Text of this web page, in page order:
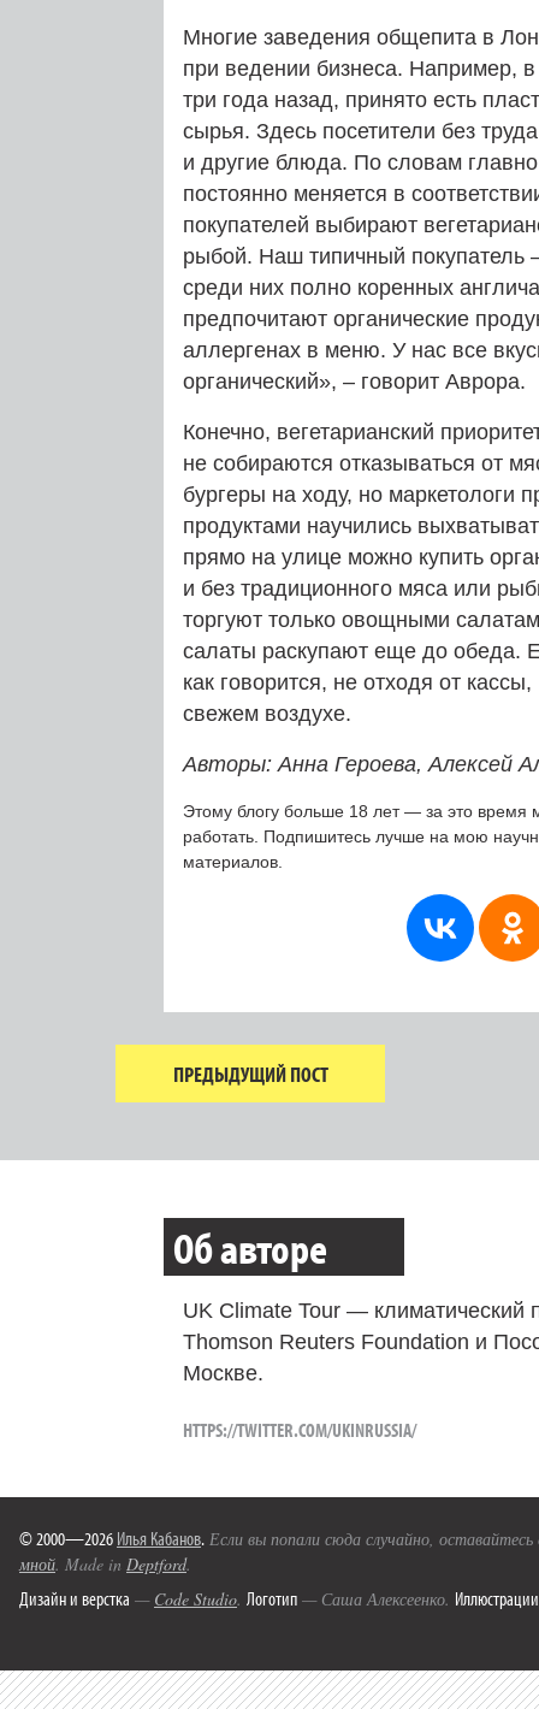
Многие заведения общепита в
при ведении бизнеса. Например,
три года назад, принято есть
сырья. Здесь посетители без
и другие блюда. По словам
постоянно меняется в
покупателей выбирают
рыбой. Наш типичный покупатель
среди них полно коренных
предпочитают органические
аллергенах в меню. У нас все
органический», – говорит Аврора.
Конечно, вегетарианский
не собираются отказываться от
бургеры на ходу, но маркетологи
продуктами научились
прямо на улице можно купить
и без традиционного мяса или
торгуют только овощными
салаты раскупают еще до обеда.
как говорится, не отходя от
свежем воздухе.
Авторы: Анна Героева, Алексей
Этому блогу больше 18 лет — за это время
работать. Подпишитесь лучше на мою
материалов.
ПРЕДЫДУЩИЙ ПОСТ
Об авторе
UK Climate Tour — климатический
Thomson Reuters Foundation и
Москве.
HTTPS://TWITTER.COM/UKINRUSSIA/
© 2000—2026 Илья Кабанов. Если вы попали сюда случайно,
мной. Made in Deptford.
Дизайн и верстка — Code Studio. Логотип — Саша Алексеенко. Иллюстрации